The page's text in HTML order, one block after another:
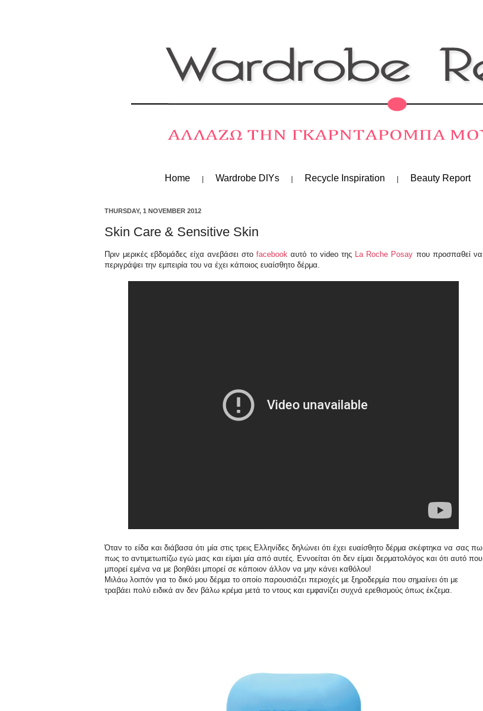
Home Wardrobe DIYs Recycle Inspiration Beauty Report
THURSDAY, 1 NOVEMBER 2012
Skin Care & Sensitive Skin
Πριν μερικές εβδομάδες είχα ανεβάσει στοfacebook αυτό το video της La Roche Posay που προσπαθεί να
περιγράψει την εμπειρία του να έχει κάποιος ευαίσθητο δέρμα.
Όταν το είδα και διάβασα ότι μία στις τρεις Ελληνίδες δηλώνει ότι έχει ευαίσθητο δέρμα σκέφτηκα να σας πω
πως το αντιμετωπίζω εγώ μιας και είμαι μία από αυτές. Εννοείται ότι δεν είμαι δερματολόγος και ότι αυτό που
μπορεί εμένα να με βοηθάει μπορεί σε κάποιον άλλον να μην κάνει καθόλου!
Μιλάω λοιπόν για το δικό μου δέρμα το οποίο παρουσιάζει περιοχές με ξηροδερμία που σημαίνει ότι με
τραβάει πολύ ειδικά αν δεν βάλω κρέμα μετά το ντους και εμφανίζει συχνά ερεθισμούς όπως έκζεμα.